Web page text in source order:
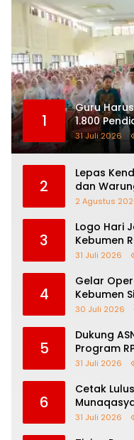
1
Guru
1.800
Nasional
31 Juli 2026
2
Lepas
dan
Satu
2 Agustus
3
Logo Hari
Kebumen
dan Makna
31 Juli 2026
4
Gelar
Kebumen
dari Jasa
30 Juli 2026
5
Dukung
Program
Kemenag
31 Juli 2026
6
Cetak
Toleransi
31 Juli 2026